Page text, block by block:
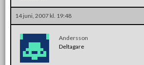
14 juni, 2007 kl. 19:48
Andersson
Deltagare